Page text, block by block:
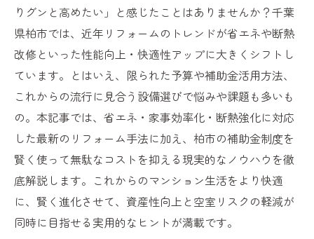
りグンと高めたい」と感じたことはありませんか？千葉
県柏市では、近年リフォームのトレンドが省エネや断熱
改修といった性能向上・快適性アップに大きくシフトし
ています。とはいえ、限られた予算や補助金活用方法、
これからの流行に見合う設備選びで悩みや課題も多いも
の。本記事では、省エネ・家事効率化・断熱強化に対応
した最新のリフォーム手法に加え、柏市の補助金制度を
賢く使って無駄なコストを抑える現実的なノウハウを徹
底解説します。これからのマンション生活をより快適
に、賢く進化させて、資産性向上と空室リスクの軽減が
同時に目指せる実用的なヒントが満載です。